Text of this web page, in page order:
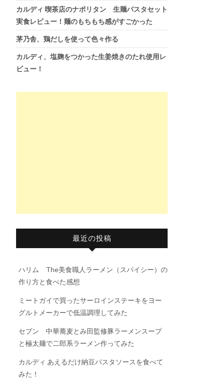
カルディ 喫茶店のナポリタン 生麺パスタセット
実食レビュー！麺のもちもち感がすごかった
茅乃舎、鶏だしを使って色々作る
カルディ、塩麹をつかった生姜焼きのたれ使用レ
ビュー！
最近の投稿
ハリム The美食職人ラーメン（スパイシー）の
作り方と食べた感想
ミートガイで買ったサーロインステーキをヨー
グルトメーカーで低温調理してみた
セブン 中華蕎麦とみ田監修豚ラーメンスープ
と極太麺で二郎系ラーメン作ってみた
カルディ あえるだけ納豆パスタソースを食べて
みた！